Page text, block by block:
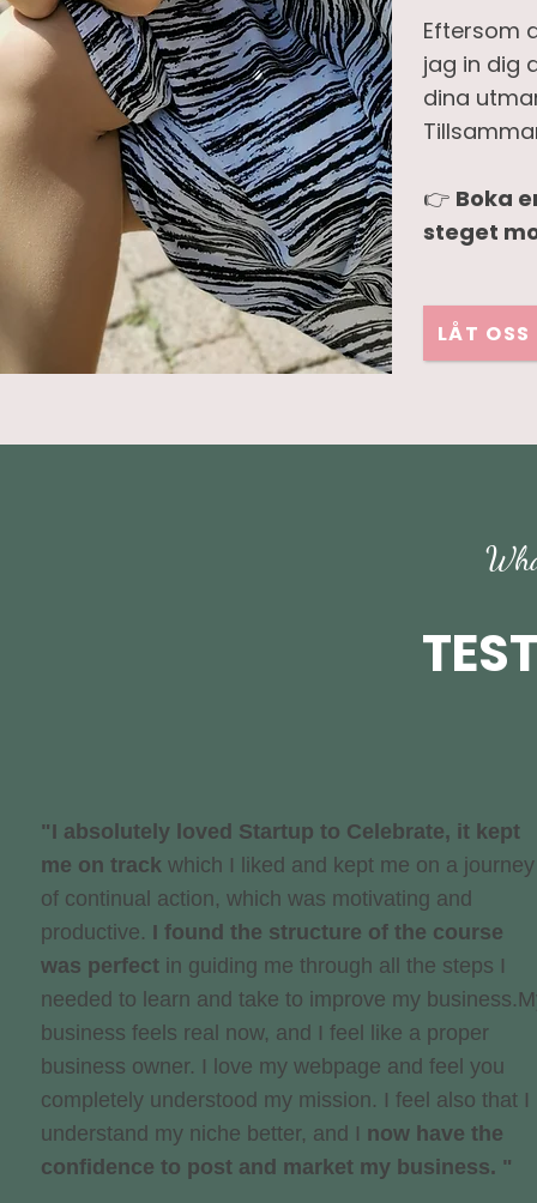
Eftersom
jag in dig
dina
👉 Boka
steget
LÅT
"I absolutely loved Startup to Celebrate, it kept
me on track which I liked and kept me on a journey
of continual action, which was motivating and
productive. I found the structure of the course
was perfect in guiding me through all the steps I
needed to learn and take to improve my
business feels real now, and I feel like a proper
business owner. I love my webpage and feel you
completely understood my mission. I feel also that I
understand my niche better, and I now have the
confidence to post and market my business. "